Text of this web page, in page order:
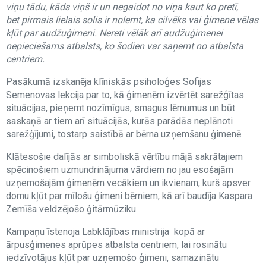
viņu tādu, kāds viņš ir un negaidot no viņa kaut ko pretī,
bet pirmais lielais solis ir nolemt, ka cilvēks vai ģimene vēlas
kļūt par audžuģimeni. Nereti vēlāk arī audžuģimenei
nepieciešams atbalsts, ko šodien var saņemt no atbalsta
centriem.
Pasākumā izskanēja klīniskās psiholoģes Sofijas
Semenovas lekcija par to, kā ģimenēm izvērtēt sarežģītas
situācijas, pieņemt nozīmīgus, smagus lēmumus un būt
saskaņā ar tiem arī situācijās, kurās parādās neplānoti
sarežģījumi, tostarp saistībā ar bērna uzņemšanu ģimenē.
Klātesošie dalījās ar simboliskā vērtību mājā sakrātajiem
spēcinošiem uzmundrinājuma vārdiem no jau esošajām
uzņemošajām ģimenēm vecākiem un ikvienam, kurš apsver
domu kļūt par mīlošu ģimeni bērniem, kā arī baudīja Kaspara
Zemīša veldzējošo ģitārmūziku.
Kampaņu īstenoja Labklājības ministrija kopā ar
ārpusģimenes aprūpes atbalsta centriem, lai rosinātu
iedzīvotājus kļūt par uzņemošo ģimeni, samazinātu